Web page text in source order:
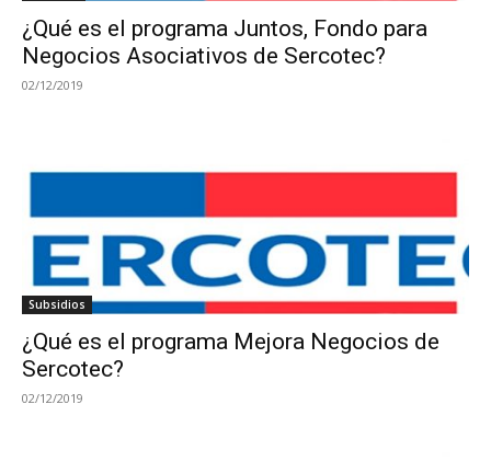
¿Qué es el programa Juntos, Fondo para
Negocios Asociativos de Sercotec?
02/12/2019
Subsidios
¿Qué es el programa Mejora Negocios de
Sercotec?
02/12/2019